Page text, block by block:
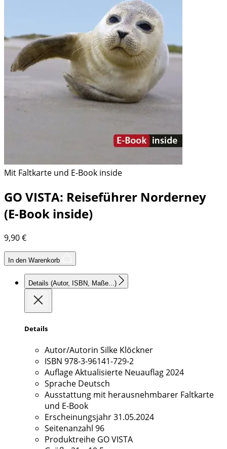
Mit Faltkarte und E-Book inside
GO VISTA: Reiseführer Norderney
(E-Book inside)
9,90€
In den Warenkorb
Details (Autor, ISBN, Maße...)
Details
Autor/Autorin Silke Klöckner
ISBN 978-3-96141-729-2
AuflageAktualisierte Neuauflag 2024
Sprache Deutsch
Ausstattung mit herausnehmbarer Faltkarte
und E-Book
Erscheinungsjahr31.05.2024
Seitenanzahl 96
Produktreihe GO VISTA